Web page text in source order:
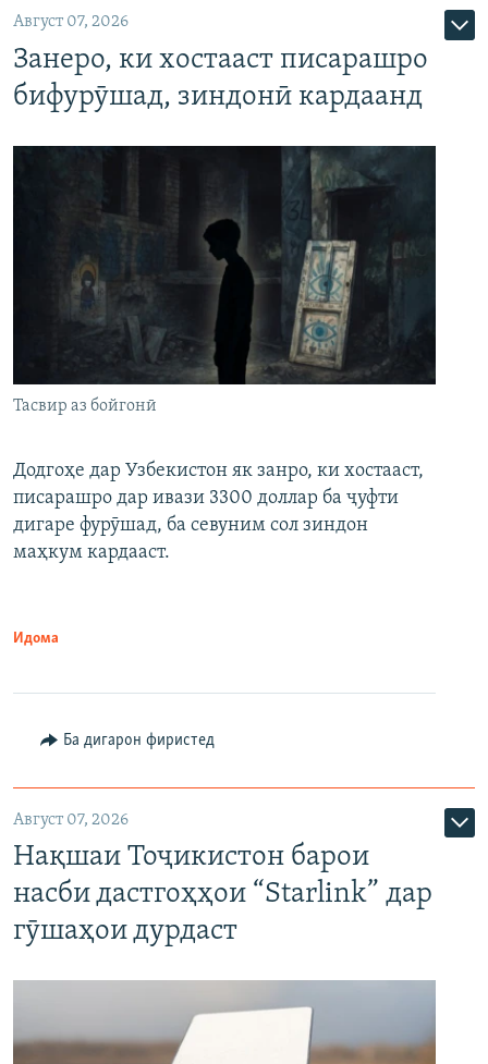
Август 07, 2026
Занеро, ки хостааст писарашро
бифурӯшад, зиндонӣ кардаанд
Тасвир аз бойгонӣ
Додгоҳе дар Узбекистон як занро, ки хостааст,
писарашро дар ивази 3300 доллар ба ҷуфти
дигаре фурӯшад, ба севуним сол зиндон
маҳкум кардааст.
Идома
Ба дигарон фиристед
Август 07, 2026
Нақшаи Тоҷикистон барои
насби дастгоҳҳои “Starlink” дар
гӯшаҳои дурдаст